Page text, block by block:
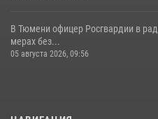
В Тюмени офицер Росгвардии в
мерах без...
05 августа 2026, 09:56